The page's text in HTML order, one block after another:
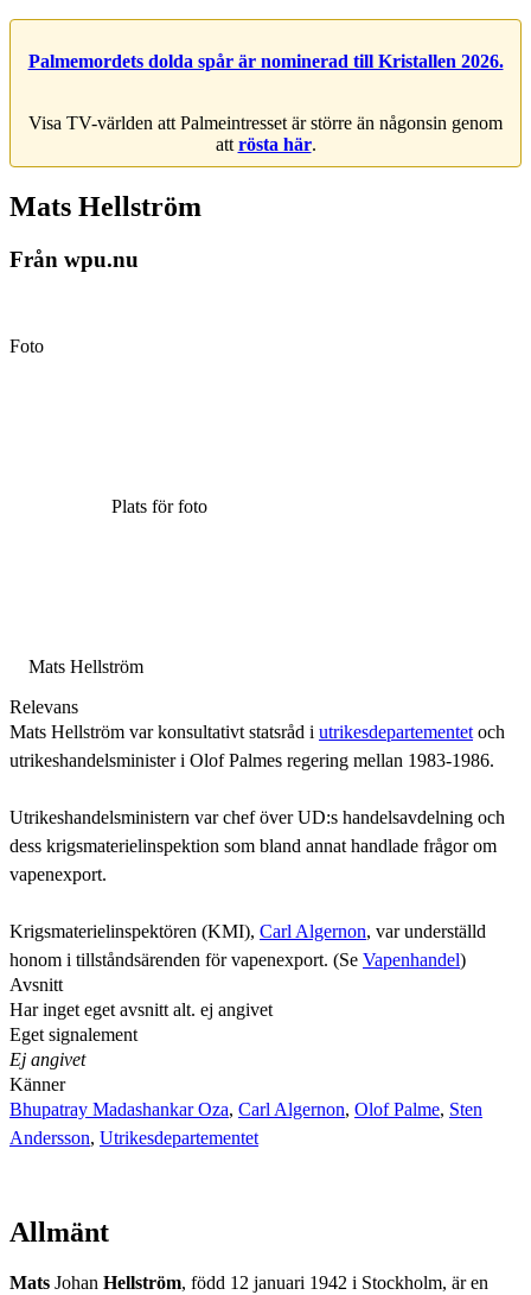
Palmemordets dolda spår är nominerad till Kristallen 2026.
Visa TV-världen att Palmeintresset är större än någonsin genom
att rösta här.
Mats Hellström
Från wpu.nu
Foto
Plats för foto
Mats Hellström
Relevans
Mats Hellström var konsultativt statsråd i utrikesdepartementet och
utrikeshandelsminister i Olof Palmes regering mellan 1983-1986.
Utrikeshandelsministern var chef över UD:s handelsavdelning och
dess krigsmaterielinspektion som bland annat handlade frågor om
vapenexport.
Krigsmaterielinspektören (KMI), Carl Algernon, var underställd
honom i tillståndsärenden för vapenexport. (Se Vapenhandel)
Avsnitt
Har inget eget avsnitt alt. ej angivet
Eget signalement
Ej angivet
Känner
Bhupatray Madashankar Oza, Carl Algernon, Olof Palme, Sten
Andersson, Utrikesdepartementet
Allmänt
Mats Johan Hellström, född 12 januari 1942 i Stockholm, är en